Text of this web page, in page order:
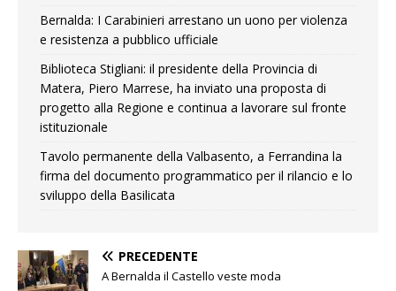
Bernalda: I Carabinieri arrestano un uono per violenza
e resistenza a pubblico ufficiale
Biblioteca Stigliani: il presidente della Provincia di
Matera, Piero Marrese, ha inviato una proposta di
progetto alla Regione e continua a lavorare sul fronte
istituzionale
Tavolo permanente della Valbasento, a Ferrandina la
firma del documento programmatico per il rilancio e lo
sviluppo della Basilicata
PRECEDENTE
A Bernalda il Castello veste moda